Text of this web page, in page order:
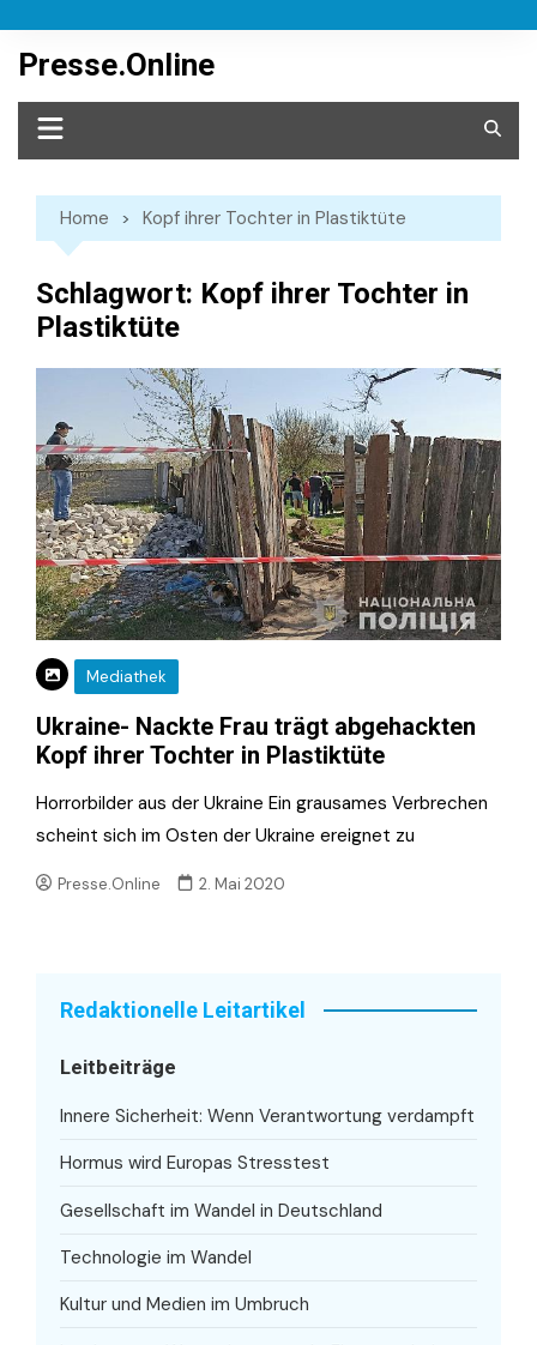
content
Presse.Online
Home Kopf ihrer Tochter in Plastiktüte
Schlagwort: Kopf ihrer Tochter in
Plastiktüte
Mediathek
Ukraine- Nackte Frau trägt abgehackten
Kopf ihrer Tochter in Plastiktüte
Horrorbilder aus der Ukraine Ein grausames Verbrechen
scheint sich im Osten der Ukraine ereignet zu
Presse.Online 2. Mai 2020
Redaktionelle Leitartikel
Leitbeiträge
Innere Sicherheit: Wenn Verantwortung verdampft
Hormus wird Europas Stresstest
Gesellschaft im Wandel in Deutschland
Technologie im Wandel
Kultur und Medien im Umbruch